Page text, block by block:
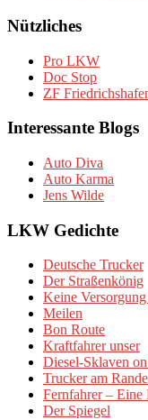
Nützliches
Pro LKW
Doc Stop
ZF
Interessante Blogs
Auto Diva
Auto Karma
Jens Wilde
LKW Gedichte
Deutsche Trucker
Der Straßenkönig
Keine
Meilen
Bon Route
Kraftfahrer unser
Diesel-Sklaven
Trucker am
Fernfahrer – Eine
Der Spiegel